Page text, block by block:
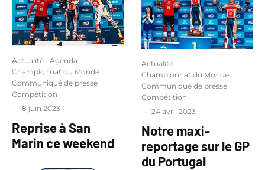
Actualité
Agenda
Championnat du Monde
Communiqué de presse
Compétition
· 8 juin 2023
Reprise à San
Marin ce weekend
Actualité
Championnat du Monde
Communiqué de presse
Compétition
· 24 avril 2023
Notre maxi-
reportage sur le GP
du Portugal